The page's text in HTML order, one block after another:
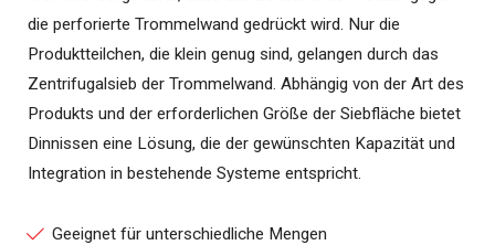
die perforierte Trommelwand gedrückt wird. Nur die
Produktteilchen, die klein genug sind, gelangen durch das
Zentrifugalsieb der Trommelwand. Abhängig von der Art des
Produkts und der erforderlichen Größe der Siebfläche bietet
Dinnissen eine Lösung, die der gewünschten Kapazität und
Integration in bestehende Systeme entspricht.
Geeignet für unterschiedliche Mengen